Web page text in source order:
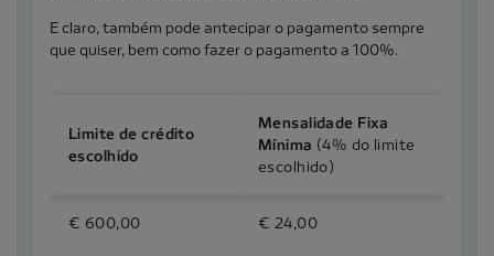
E claro, também pode antecipar o pagamento sempre
que quiser, bem como fazer o pagamento a 100%.
Limite de crédito
escolhido
Mensalidade Fixa
Mínima (4% do limite
escolhido)
€ 600,00 € 24,00